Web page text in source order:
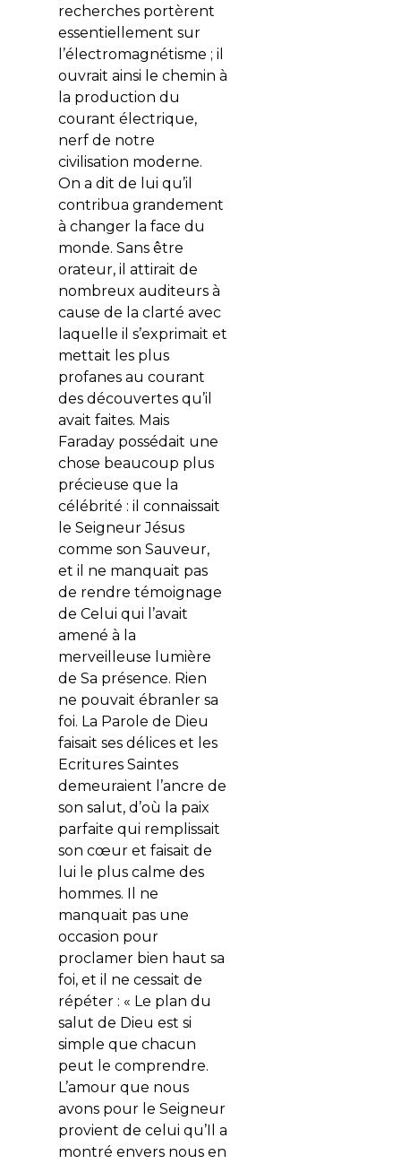
recherches portèrent
essentiellement sur
l’électromagnétisme ; il
ouvrait ainsi le chemin à
la production du
courant électrique,
nerf de notre
civilisation moderne.
On a dit de lui qu’il
contribua grandement
à changer la face du
monde. Sans être
orateur, il attirait de
nombreux auditeurs à
cause de la clarté avec
laquelle il s’exprimait et
mettait les plus
profanes au courant
des découvertes qu’il
avait faites. Mais
Faraday possédait une
chose beaucoup plus
précieuse que la
célébrité : il connaissait
le Seigneur Jésus
comme son Sauveur,
et il ne manquait pas
de rendre témoignage
de Celui qui l’avait
amené à la
merveilleuse lumière
de Sa présence. Rien
ne pouvait ébranler sa
foi. La Parole de Dieu
faisait ses délices et les
Ecritures Saintes
demeuraient l’ancre de
son salut, d’où la paix
parfaite qui remplissait
son cœur et faisait de
lui le plus calme des
hommes. Il ne
manquait pas une
occasion pour
proclamer bien haut sa
foi, et il ne cessait de
répéter : « Le plan du
salut de Dieu est si
simple que chacun
peut le comprendre.
L’amour que nous
avons pour le Seigneur
provient de celui qu’Il a
montré envers nous en